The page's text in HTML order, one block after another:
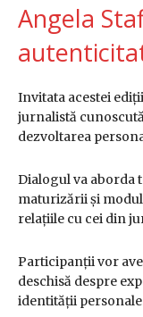
Angela
Invitata acestei
jurnalistă
dezvoltarea
Dialogul va aborda
maturizării și
relațiile cu cei din
Participanții vor
deschisă despre
identității